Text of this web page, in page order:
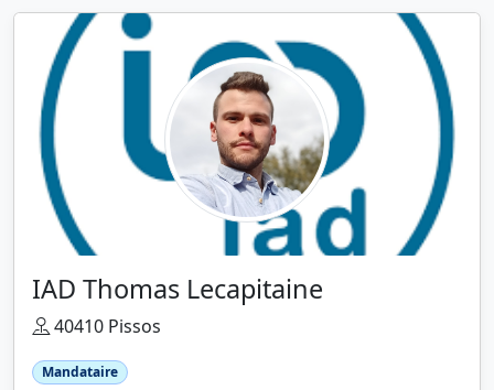
IAD Thomas Lecapitaine
40410 Pissos
Mandataire